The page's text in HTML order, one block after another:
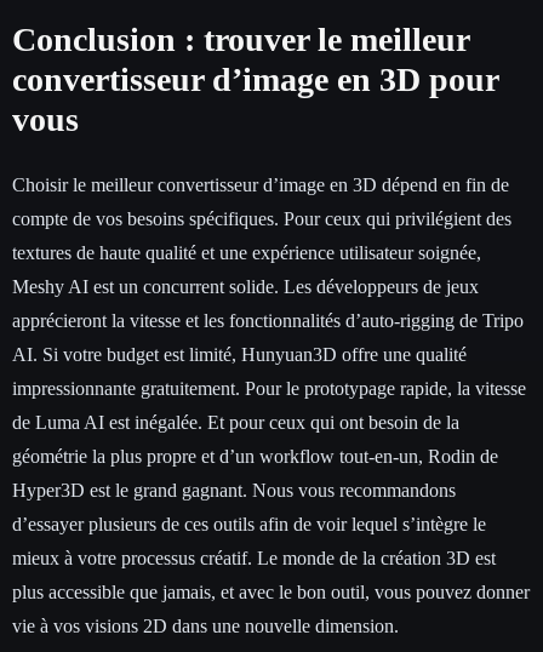
Conclusion : trouver le meilleur
convertisseur d’image en 3D pour
vous
Choisir le meilleur convertisseur d’image en 3D dépend en fin de
compte de vos besoins spécifiques. Pour ceux qui privilégient des
textures de haute qualité et une expérience utilisateur soignée,
Meshy AI est un concurrent solide. Les développeurs de jeux
apprécieront la vitesse et les fonctionnalités d’auto-rigging de Tripo
AI. Si votre budget est limité, Hunyuan3D offre une qualité
impressionnante gratuitement. Pour le prototypage rapide, la vitesse
de Luma AI est inégalée. Et pour ceux qui ont besoin de la
géométrie la plus propre et d’un workflow tout-en-un, Rodin de
Hyper3D est le grand gagnant. Nous vous recommandons
d’essayer plusieurs de ces outils afin de voir lequel s’intègre le
mieux à votre processus créatif. Le monde de la création 3D est
plus accessible que jamais, et avec le bon outil, vous pouvez donner
vie à vos visions 2D dans une nouvelle dimension.